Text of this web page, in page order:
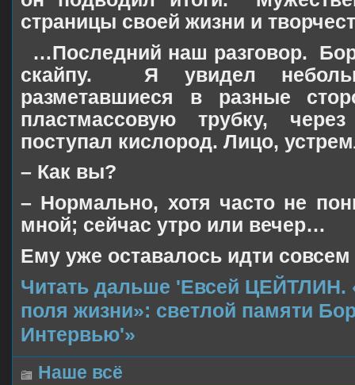
страницы своей жизни и
…Последний наш разговор.
скайпу.
Я увидел
разметавшиеся в разные
пластмассовую трубку,
поступал кислород. Лицо,
– Как вы?
– Нормально, хотя часто не
мной; сейчас утро или вечер…
Ему уже оставалось идти совсем
Читать дальше 'Евсей ЦЕЙТЛИН.
поля жизни»: светлой памяти
Интервью'»
Наше всё